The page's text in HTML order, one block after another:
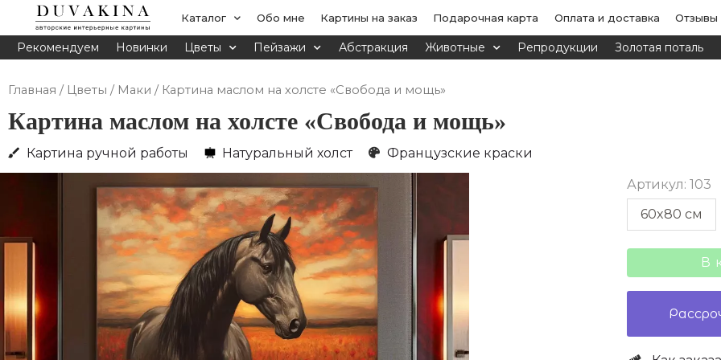
Перейти
к
содержимому
Каталог Обо мне Картины на заказ Подарочная карта Оплата и доставка Отзывы
Рекомендуем Новинки Цветы Пейзажи Абстракция Животные Репродукции Золотая поталь
Главная / Цветы / Маки / Картина маслом на холсте «Свобода и мощь»
Картина маслом на холсте «Свобода и мощь»
Картина ручной работы Натуральный холст Французские краски
Артикул: 103
60x80 cм
Количество
товара
Картина
маслом
холсте
В